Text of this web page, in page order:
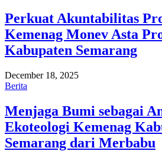
Perkuat Akuntabilitas
Kemenag Monev Asta
Kabupaten Semarang
December 18, 2025
Berita
Menjaga Bumi sebagai
Ekoteologi Kemenag
Semarang dari Merbabu